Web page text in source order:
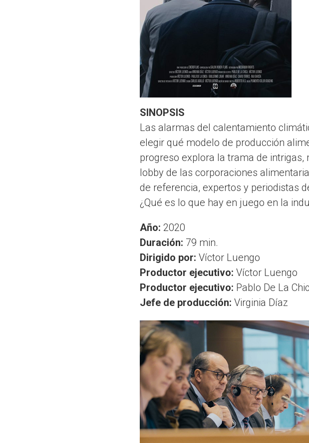
SINOPSIS
Las alarmas del calentamiento
elegir qué modelo de producción
progreso explora la trama de
lobby de las corporaciones
de referencia, expertos y periodistas
¿Qué es lo que hay en juego en la
Año: 2020
Duración: 79 min.
Dirigido por: Víctor Luengo
Productor ejecutivo: Víctor Luengo
Productor ejecutivo: Pablo De La
Jefe de producción: Virginia Díaz